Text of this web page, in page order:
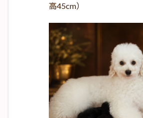
高45cm）